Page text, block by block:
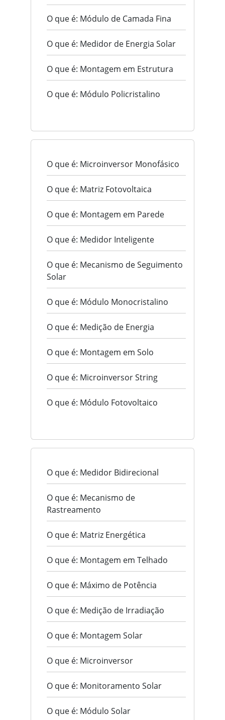
O que é: Módulo de Camada Fina
O que é: Medidor de Energia Solar
O que é: Montagem em Estrutura
O que é: Módulo Policristalino
O que é: Microinversor Monofásico
O que é: Matriz Fotovoltaica
O que é: Montagem em Parede
O que é: Medidor Inteligente
O que é: Mecanismo de Seguimento
Solar
O que é: Módulo Monocristalino
O que é: Medição de Energia
O que é: Montagem em Solo
O que é: Microinversor String
O que é: Módulo Fotovoltaico
O que é: Medidor Bidirecional
O que é: Mecanismo de
Rastreamento
O que é: Matriz Energética
O que é: Montagem em Telhado
O que é: Máximo de Potência
O que é: Medição de Irradiação
O que é: Montagem Solar
O que é: Microinversor
O que é: Monitoramento Solar
O que é: Módulo Solar